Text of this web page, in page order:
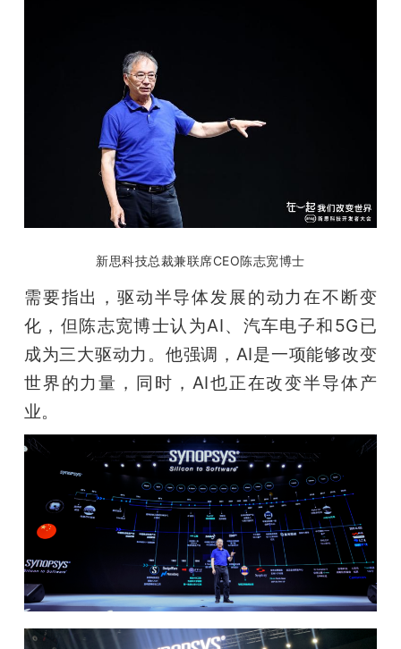
新思科技总裁兼联席CEO陈志宽博士
需要指出，驱动半导体发展的动力在不断变
化，但陈志宽博士认为AI、汽车电子和5G已
成为三大驱动力。他强调，AI是一项能够改变
世界的力量，同时，AI也正在改变半导体产
业。